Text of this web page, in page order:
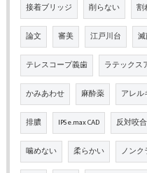
接着ブリッジ 削らない 割
論文 審美 江戸川台
テレスコープ義歯 ラテックス
かみあわせ 麻酔薬 アレル
排膿 IPS e.max CAD 反対咬合
噛めない 柔らかい ノンク